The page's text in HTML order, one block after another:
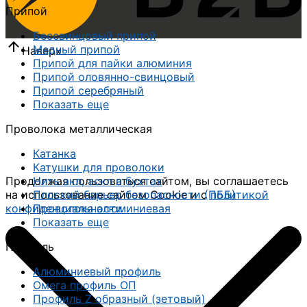
Припой
Бессвинцовый припой
Медный припой
Припой для пайки алюминия
Припой оловянно-свинцовый
Припой серебряный
Показать еще
Проволока металлическая
Катанка
Катушки для проволоки
Нить акл, аскл в бухтах
Плоский барьер безопасности (ПББ)
Проволока алюминиевая
Показать еще
Профиль
Алюминиевый профиль
Омега профиль ОП
Профиль Z образный (зетовый)
Наверх
Продолжая пользоваться сайтом, вы соглашаетесь
на использование сайтом Cookie и сполитикой
конфиденциальности